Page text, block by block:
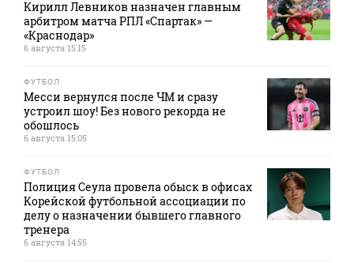
Кирилл Левников назначен главным
арбитром матча РПЛ «Спартак» —
«Краснодар»
6 августа 15:15
ФУТБОЛ
Месси вернулся после ЧМ и сразу
устроил шоу! Без нового рекорда не
обошлось
6 августа 15:05
ФУТБОЛ
Полиция Сеула провела обыск в офисах
Корейской футбольной ассоциации по
делу о назначении бывшего главного
тренера
6 августа 14:55